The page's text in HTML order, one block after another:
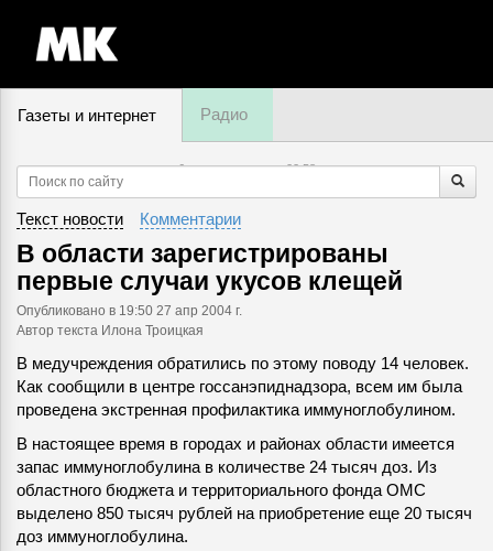
Газеты и интернет Радио
6 августа, четверг,22:58
Текст новости Комментарии
В области зарегистрированы
первые случаи укусов клещей
Опубликовано в 19:50 27 апр 2004 г.
Автор текста Илона Троицкая
В медучреждения обратились по этому поводу 14 человек.
Как сообщили в центре госсанэпиднадзора, всем им была
проведена экстренная профилактика иммуноглобулином.
В настоящее время в городах и районах области имеется
запас иммуноглобулина в количестве 24 тысяч доз. Из
областного бюджета и территориального фонда ОМС
выделено 850 тысяч рублей на приобретение еще 20 тысяч
доз иммуноглобулина.